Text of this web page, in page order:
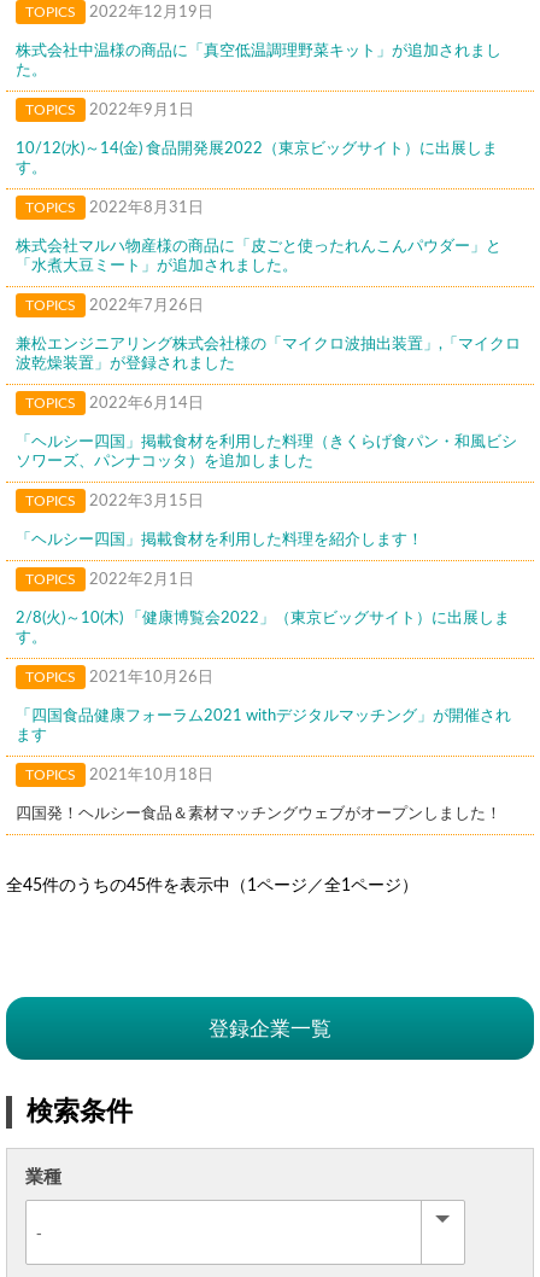
TOPICS 2022年12月19日
株式会社中温様の商品に「真空低温調理野菜キット」が追加されまし
た。
TOPICS 2022年9月1日
10/12(水)～14(金) 食品開発展2022（東京ビッグサイト）に出展しま
す。
TOPICS 2022年8月31日
株式会社マルハ物産様の商品に「皮ごと使ったれんこんパウダー」と
「水煮大豆ミート」が追加されました。
TOPICS 2022年7月26日
兼松エンジニアリング株式会社様の「マイクロ波抽出装置」,「マイクロ
波乾燥装置」が登録されました
TOPICS 2022年6月14日
「ヘルシー四国」掲載食材を利用した料理（きくらげ食パン・和風ビシ
ソワーズ、パンナコッタ）を追加しました
TOPICS 2022年3月15日
「ヘルシー四国」掲載食材を利用した料理を紹介します！
TOPICS 2022年2月1日
2/8(火)～10(木) 「健康博覧会2022」（東京ビッグサイト）に出展しま
す。
TOPICS 2021年10月26日
「四国食品健康フォーラム2021 withデジタルマッチング」が開催され
ます
TOPICS 2021年10月18日
四国発！ヘルシー食品＆素材マッチングウェブがオープンしました！
全45件のうちの45件を表示中（1ページ／全1ページ）
登録企業一覧
検索条件
業種